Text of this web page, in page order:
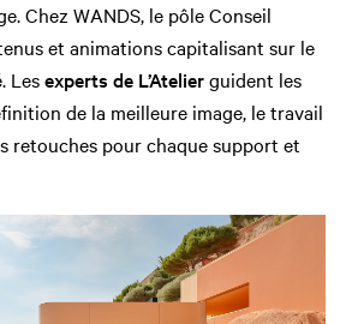
Chez WANDS, le pôle Conseil
et animations capitalisant sur le
Lesexperts de L’Atelierguident les
de la meilleure image, le travail
retouches pour chaque support et